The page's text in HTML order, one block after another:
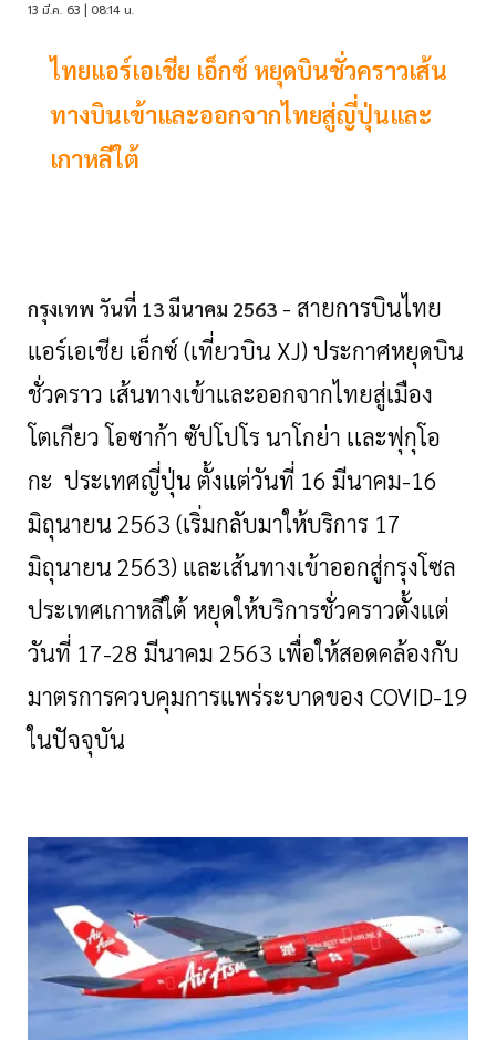
13 มี.ค. 63 | 08:14 น.
ไทยแอร์เอเชีย เอ็กซ์ หยุดบินชั่วคราวเส้น
ทางบินเข้าและออกจากไทยสู่ญี่ปุ่นและ
เกาหลีใต้
กรุงเทพ วันที่ 13 มีนาคม 2563 - สายการบินไทย
แอร์เอเชีย เอ็กซ์ (เที่ยวบิน XJ) ประกาศหยุดบิน
ชั่วคราว เส้นทางเข้าและออกจากไทยสู่เมือง
โตเกียว โอซาก้า ซัปโปโร นาโกย่า เเละฟุกุโอ
กะ ประเทศญี่ปุ่น ตั้งแต่วันที่ 16 มีนาคม-16
มิถุนายน 2563 (เริ่มกลับมาให้บริการ 17
มิถุนายน 2563) และเส้นทางเข้าออกสู่กรุงโซล
ประเทศเกาหลีใต้ หยุดให้บริการชั่วคราวตั้งแต่
วันที่ 17-28 มีนาคม 2563 เพื่อให้สอดคล้องกับ
มาตรการควบคุมการแพร่ระบาดของ COVID-19
ในปัจจุบัน